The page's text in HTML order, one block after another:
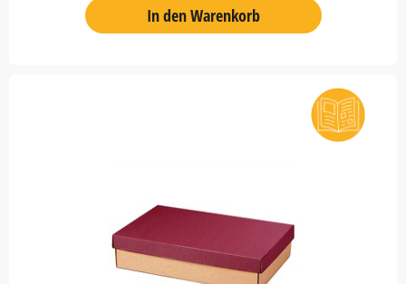
In den Warenkorb